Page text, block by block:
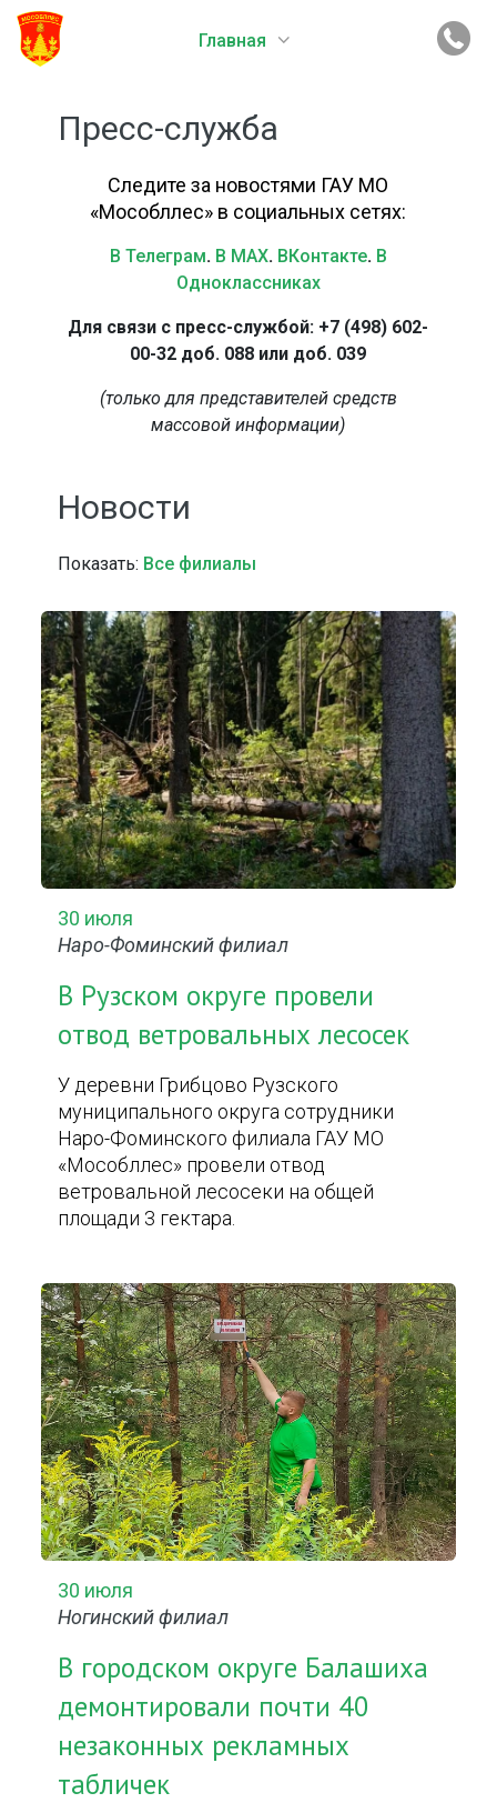
Главная
Пресс-служба
Следите за новостями ГАУ МО
«Мособллес» в социальных сетях:
В Телеграм. В MAX. ВКонтакте. В
Одноклассниках
Для связи с пресс-службой: +7 (498) 602-
00-32 доб. 088 или доб. 039
(только для представителей средств
массовой информации)
Новости
Показать: Все филиалы
30 июля
Наро-Фоминский филиал
В Рузском округе провели
отвод ветровальных лесосек
У деревни Грибцово Рузского
муниципального округа сотрудники
Наро-Фоминского филиала ГАУ МО
«Мособллес» провели отвод
ветровальной лесосеки на общей
площади 3 гектара.
30 июля
Ногинский филиал
В городском округе Балашиха
демонтировали почти 40
незаконных рекламных
табличек